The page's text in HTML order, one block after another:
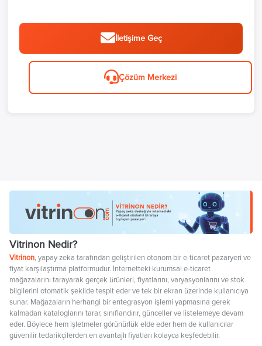
İletişime Geç
Çözüm Merkezi
Vitrinon Nedir?
Vitrinon, yapay zeka tarafından geliştirilen otonom bir e-ticaret pazaryeri ve
fiyat karşılaştırma platformudur. İnternetteki kurumsal e-ticaret
mağazalarını tarayarak gerçek ürünleri, fiyatlarını, varyasyonlarını ve stok
bilgilerini otomatik şekilde tespit eder ve tek bir ekran üzerinde kullanıcıya
sunar. Mağazaların herhangi bir entegrasyon işlemi yapmasına gerek
kalmadan kataloglarını tarar, sınıflandırır, günceller ve listelemeye devam
eder. Böylece hem işletmeler görünürlük elde eder hem de kullanıcılar
güvenilir tedarikçilerden en avantajlı fiyatları kolayca keşfedebilir.